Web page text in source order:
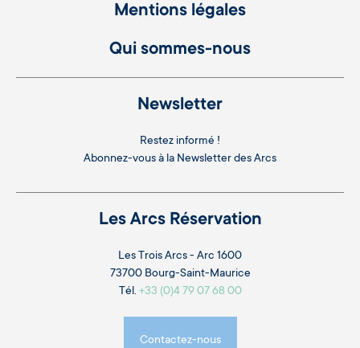
Mentions légales
Qui sommes-nous
Newsletter
Restez informé !
Abonnez-vous à la Newsletter des Arcs
Les Arcs Réservation
Les Trois Arcs - Arc 1600
73700 Bourg-Saint-Maurice
Tél. +33 (0)4 79 07 68 00
Contactez-nous